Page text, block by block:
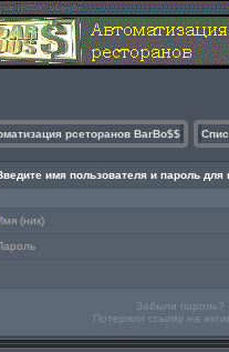
рсеторанов BarBo$$
имя пользователя и пароль для
(ник)
Забыли пароль?
Потеряли ссылку на